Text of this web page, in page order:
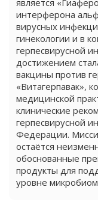
является
интерферона
вирусных
гинекологии и в
герпесвирусной
достижением
вакцины против
«Витагерпавак»,
медицинской
клинические
герпесвирусной
Федерации.
остаётся
обоснованные
продукты для
уровне